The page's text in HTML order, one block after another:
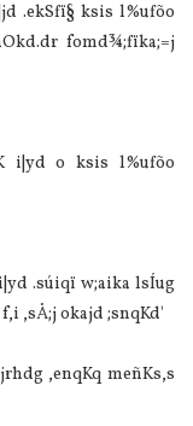
.ekSfï§ ksis l%ufõo
fomd¾;fïka;=j
i|yd o ksis l%ufõo
.súiqï w;aika lsÍug
,sÅ;j okajd ;snqKd'
,enqKq meñKs,s